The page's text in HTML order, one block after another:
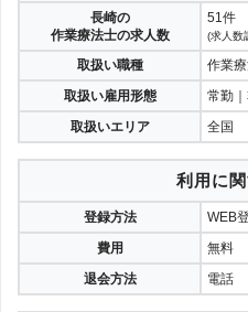
長崎の
作業療法士の求人数
51件
(求人数
取扱い職種
作業
取扱い雇用形態
常勤
取扱いエリア
全国
利用に
登録方法
WEB
費用
無料
退会方法
電話